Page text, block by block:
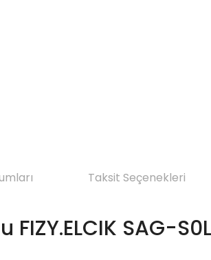
Taksit Seçenekleri
FIZY.ELCIK SAG-